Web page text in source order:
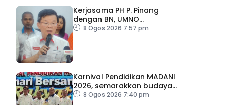
Kerjasama PH P. Pinang
dengan BN, UMNO
diteruskan
8 Ogos 2026 7:57 pm
Karnival Pendidikan MADANI
2026, semarakkan budaya
pembelajaran sepanjang
8 Ogos 2026 7:40 pm